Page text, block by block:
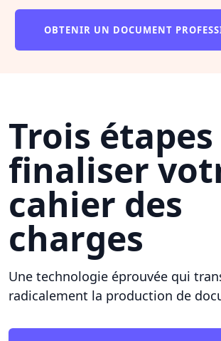
OBTENIR UN DOCUMENT
Trois
finaliser
cahier des
charges
Une technologie éprouvée qui
radicalement la production de